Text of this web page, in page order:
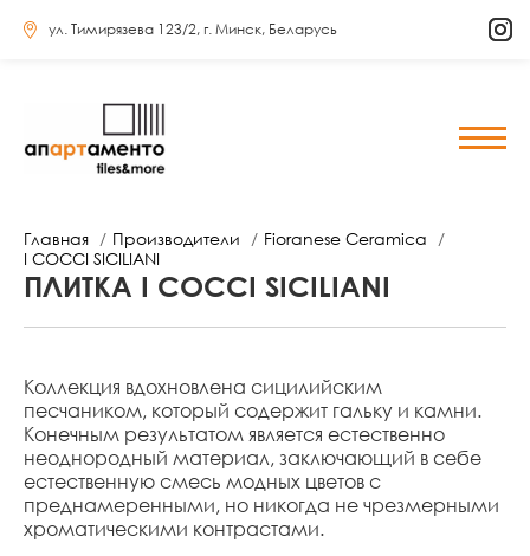
ул. Тимирязева 123/2, г. Минск, Беларусь
Главная Производители
Fioranese Ceramica
I COCCI SICILIANI
ПЛИТКА I COCCI SICILIANI
Коллекция вдохновлена ​​сицилийским
песчаником, который содержит гальку и камни.
Конечным результатом является естественно
неоднородный материал, заключающий в себе
естественную смесь модных цветов с
преднамеренными, но никогда не чрезмерными
хроматическими контрастами.